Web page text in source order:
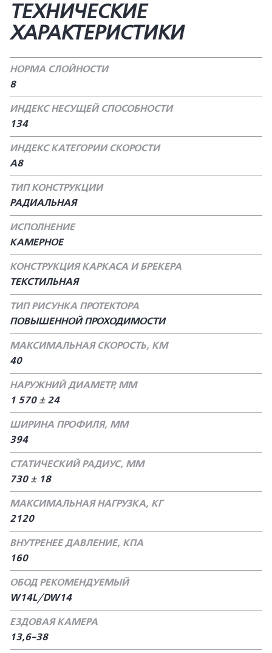
ТЕХНИЧЕСКИЕ
ХАРАКТЕРИСТИКИ
НОРМА СЛОЙНОСТИ
8
ИНДЕКС НЕСУЩЕЙ СПОСОБНОСТИ
134
ИНДЕКС КАТЕГОРИИ СКОРОСТИ
А8
ТИП КОНСТРУКЦИИ
РАДИАЛЬНАЯ
ИСПОЛНЕНИЕ
КАМЕРНОЕ
КОНСТРУКЦИЯ КАРКАСА И БРЕКЕРА
ТЕКСТИЛЬНАЯ
ТИП РИСУНКА ПРОТЕКТОРА
ПОВЫШЕННОЙ ПРОХОДИМОСТИ
МАКСИМАЛЬНАЯ СКОРОСТЬ, КМ
40
НАРУЖНИЙ ДИАМЕТР, ММ
1 570 ± 24
ШИРИНА ПРОФИЛЯ, ММ
394
СТАТИЧЕСКИЙ РАДИУС, ММ
730 ± 18
МАКСИМАЛЬНАЯ НАГРУЗКА, КГ
2120
ВНУТРЕНЕЕ ДАВЛЕНИЕ, КПА
160
ОБОД РЕКОМЕНДУЕМЫЙ
W14L/DW14
ЕЗДОВАЯ КАМЕРА
13,6-38